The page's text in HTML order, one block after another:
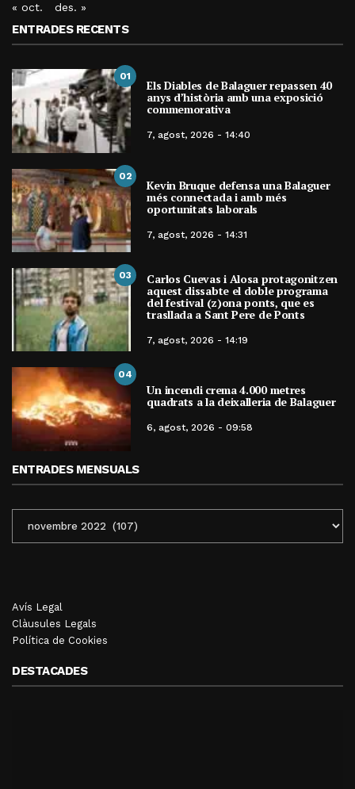
« oct. des. »
ENTRADES RECENTS
01
Els Diables de Balaguer repassen 40
anys d’història amb una exposició
commemorativa
7, agost, 2026 - 14:40
02
Kevin Bruque defensa una Balaguer
més connectada i amb més
oportunitats laborals
7, agost, 2026 - 14:31
03 Carlos Cuevas i Alosa protagonitzen
aquest dissabte el doble programa
del festival (z)ona ponts, que es
trasllada a Sant Pere de Ponts
7, agost, 2026 - 14:19
04
Un incendi crema 4.000 metres
quadrats a la deixalleria de Balaguer
6, agost, 2026 - 09:58
ENTRADES MENSUALS
MENSUALS
Avís Legal
Clàusules Legals
Política de Cookies
DESTACADES